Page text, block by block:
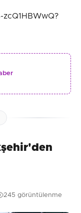
245 görüntülenme